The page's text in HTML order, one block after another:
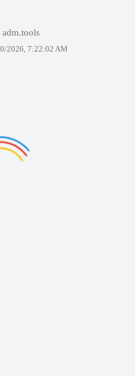
adm.tools
2026, 7:22:02 AM